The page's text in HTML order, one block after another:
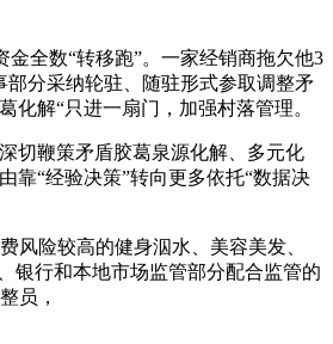
全数“转移跑”。一家经销商拖欠他3
分采纳轮驻、随驻形式参取调整矛
解“只进一扇门，加强村落管理。
切鞭策矛盾胶葛泉源化解、多元化
靠“经验决策”转向更多依托“数据决
险较高的健身泅水、美容美发、
银行和本地市场监管部分配合监管的
员，